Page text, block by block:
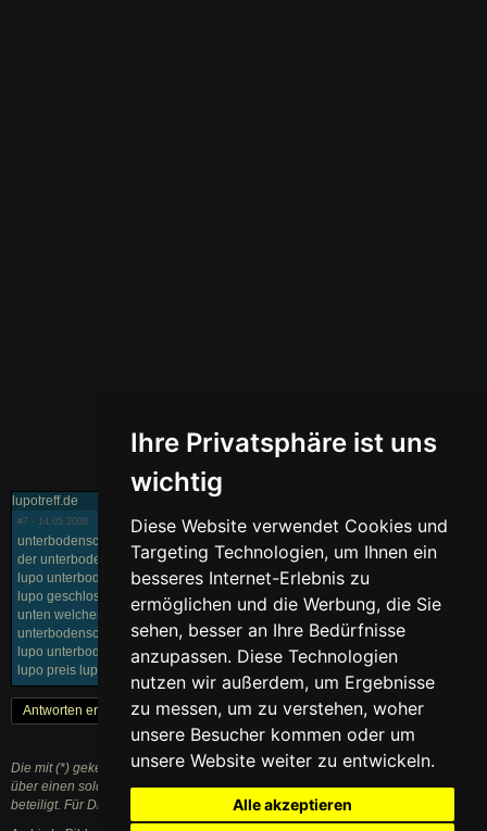
Ihre Privatsphäre ist uns
wichtig
Diese Website verwendet Cookies und
Targeting Technologien, um Ihnen ein
besseres Internet-Erlebnis zu
ermöglichen und die Werbung, die Sie
sehen, besser an Ihre Bedürfnisse
anzupassen. Diese Technologien
nutzen wir außerdem, um Ergebnisse
zu messen, um zu verstehen, woher
unsere Besucher kommen oder um
unsere Website weiter zu entwickeln.
Alle akzeptieren
lupotreff.de
#7 - 14.05.2008
unterbodenschutz f?r vw lupo unterbodenschutz für lupo beim lupo lässt sich
der unterbodenschutz wv lupo unterbodenschutz unterbodenverkleidung
lupo unterbodenbilder vw lupo unterboden lupo 1.0 bilder unterbodenschutz
lupo geschlossener unterboden lupo unterboden klappern fotos lupo von
unten welcher unterbodenschutz vw lupo unterboden für lupo kosten für
unterbodenschutz vw lupo unterboden lupo gti uterbodenschutz lupo vw
lupo unterbodenschutz zubehör unterboden vw unterbodenversiegelung
lupo preis lupo unterboden
« Zurück 1 Weiter »
Antworten erstellen
Die mit (*) gekennzeichneten Links sind sogenannte Affiliate Links. Kommt
über einen solchen Link ein Einkauf zustande, werden wir mit einer Provision
beteiligt. Für Dich entstehen dabei keine Mehrkosten.